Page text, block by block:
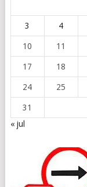
3 4
10 11
17 18
24 25
31
« jul